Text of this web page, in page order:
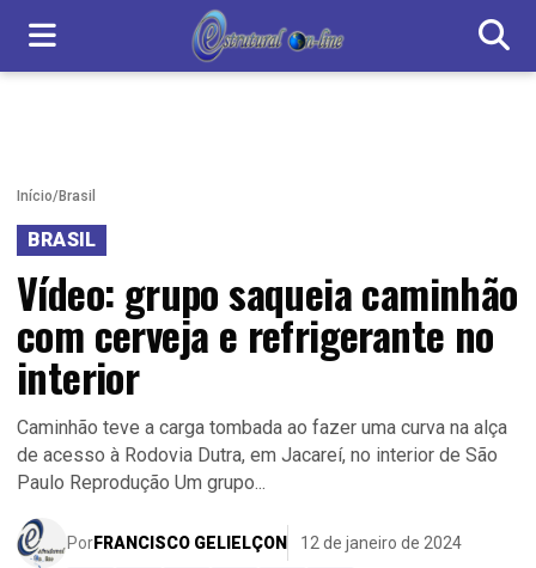
Início/Brasil
BRASIL
Vídeo: grupo saqueia caminhão
com cerveja e refrigerante no
interior
Caminhão teve a carga tombada ao fazer uma curva na alça
de acesso à Rodovia Dutra, em Jacareí, no interior de São
Paulo Reprodução Um grupo...
PorFRANCISCO GELIELÇON 12 de janeiro de 2024